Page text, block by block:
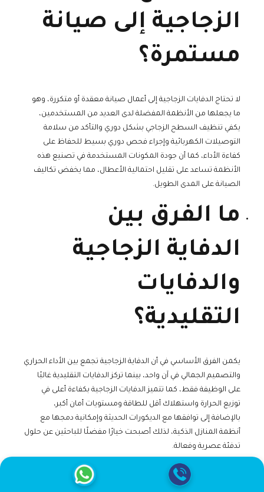
الزجاجية إلى صيانة
مستمرة؟
لا تحتاج الدفايات الزجاجية إلى أعمال صيانة معقدة أو متكررة، وهو
ما يجعلها من الأنظمة المفضلة لدى العديد من المستخدمين،
يكفي تنظيف السطح الزجاجي بشكل دوري والتأكد من سلامة
التوصيلات الكهربائية وإجراء فحص دوري بسيط للحفاظ على
كفاءة الأداء، كما أن جودة المكونات المستخدمة في تصنيع هذه
الأنظمة تساعد على تقليل احتمالية الأعطال، مما يخفض تكاليف
الصيانة على المدى الطويل.
ما الفرق بين
الدفاية الزجاجية
والدفايات
التقليدية؟
يكمن الفرق الأساسي في أن الدفاية الزجاجية تجمع بين الأداء الحراري
والتصميم الجمالي في آن واحد، بينما تركز الدفايات التقليدية غالبًا
على الوظيفة فقط، كما تتميز الدفايات الزجاجية بكفاءة أعلى في
توزيع الحرارة واستهلاك أقل للطاقة ومستويات أمان أكبر،
بالإضافة إلى توافقها مع الديكورات الحديثة وإمكانية دمجها مع
أنظمة المنازل الذكية، لذلك أصبحت خيارًا مفضلًا للباحثين عن حلول
تدفئة عصرية وفعالة.
كيف أختار أفضل